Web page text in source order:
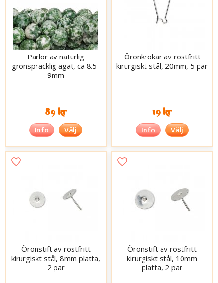
Pärlor av naturlig
grönspräcklig agat, ca 8.5-
9mm
89 kr
Info Välj
Öronkrokar av rostfritt
kirurgiskt stål, 20mm, 5 par
19 kr
Info Välj
Öronstift av rostfritt
kirurgiskt stål, 8mm platta,
2 par
Öronstift av rostfritt
kirurgiskt stål, 10mm
platta, 2 par